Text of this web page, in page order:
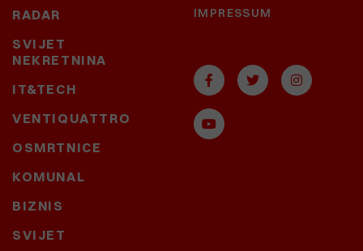
RADAR
SVIJET
NEKRETNINA
IT&TECH
VENTIQUATTRO
OSMRTNICE
KOMUNAL
BIZNIS
SVIJET
IMPRESSUM